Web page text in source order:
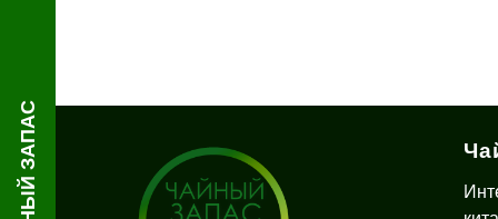
ЧАЙНЫЙ ЗАПАС